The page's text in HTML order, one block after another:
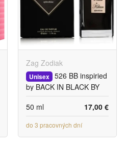
Zag Zodiak
Unisex 526 BB inspiried
by BACK IN BLACK BY
KILIAN
17,00 €
50 ml
do 3 pracovných dní